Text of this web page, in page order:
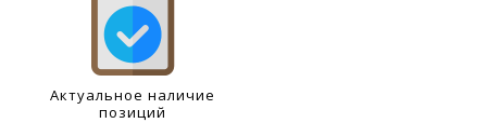
Актуальное наличие
позиций